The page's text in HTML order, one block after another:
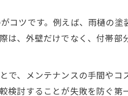
コツです。例えば、雨樋の塗
は、外壁だけでなく、付帯部
で、メンテナンスの手間やコ
討することが失敗を防ぐ第